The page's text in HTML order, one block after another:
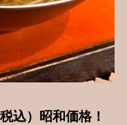
込）昭和価格！